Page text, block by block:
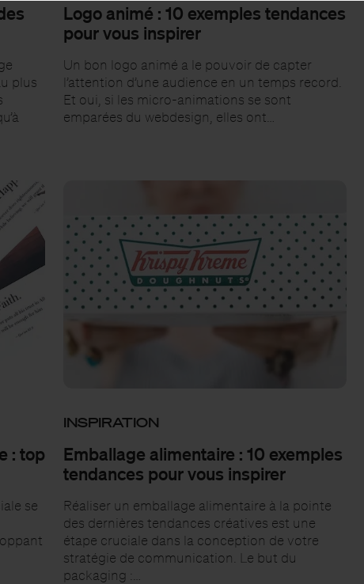
plus
Logo animé : 10 exemples tendances
pour vous inspirer
Un bon logo animé a le pouvoir de capter
l’attention d’une audience en un temps record.
Et oui, si les micro-animations se sont
emparées du webdesign, elles ont…
: top
se
INSPIRATION
Emballage alimentaire : 10 exemples
tendances pour vous inspirer
Réaliser un emballage alimentaire à la pointe
des dernières tendances créatives est une
étape cruciale dans la conception de votre
stratégie de communication. Le but du
packaging :…